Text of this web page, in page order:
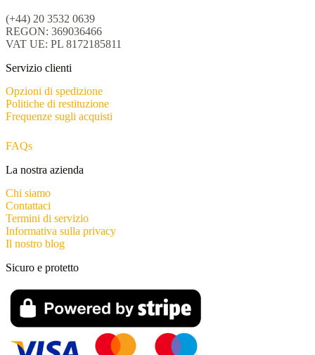
(+44) 20 3532 0639
REGON: 369036466
VAT UE: PL 8172185811
Servizio clienti
Opzioni di spedizione
Politiche di restituzione
Frequenze sugli acquisti
FAQs
La nostra azienda
Chi siamo
Contattaci
Termini di servizio
Informativa sulla privacy
Il nostro blog
Sicuro e protetto